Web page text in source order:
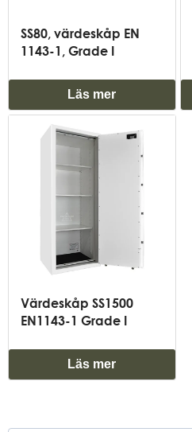
SS80, värdeskåp EN
1143-1, Grade I
Läs mer
Värdeskåp SS1500
EN1143-1 Grade I
Läs mer